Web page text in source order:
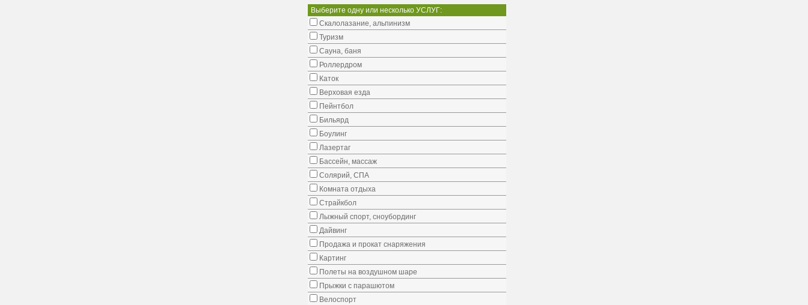
Выберите одну или несколько УСЛУГ:
Cкалолазание, альпинизм
Туризм
Сауна, баня
Роллердром
Каток
Верховая езда
Пейнтбол
Бильярд
Боулинг
Лазертаг
Бассейн, массаж
Солярий, СПА
Комната отдыха
Страйкбол
Лыжный спорт, сноубординг
Дайвинг
Продажа и прокат снаряжения
Картинг
Полеты на воздушном шаре
Прыжки с парашютом
Велоспорт